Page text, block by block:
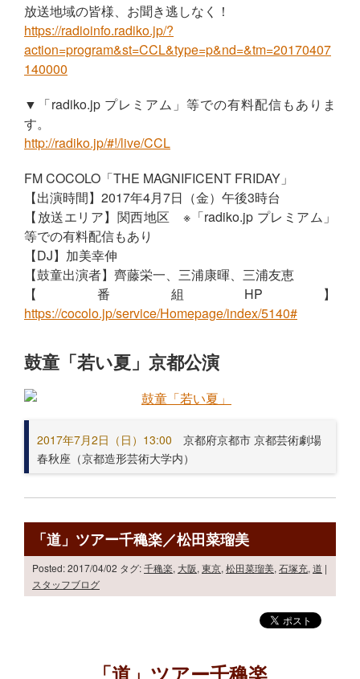
放送地域の皆様、お聞き逃しなく！
https://radioinfo.radiko.jp/?
action=program&st=CCL&type=p&nd=&tm=20170407
140000
▼「radiko.jp プレミアム」等での有料配信もありま
す。
http://radiko.jp/#!/live/CCL
FM COCOLO「THE MAGNIFICENT FRIDAY」
【出演時間】2017年4月7日（金）午後3時台
【放送エリア】関西地区 ※「radiko.jp プレミアム」
等での有料配信もあり
【DJ】加美幸伸
【鼓童出演者】齊藤栄一、三浦康暉、三浦友恵
【番組HP】
https://cocolo.jp/service/Homepage/index/5140#
鼓童「若い夏」京都公演
2017年7月2日（日）13:00
京都府京都市 京都芸術劇場
春秋座（京都造形芸術大学内）
「道」ツアー千穐楽／松田菜瑠美
Posted: 2017/04/02 タグ:千穐楽, 大阪, 東京, 松田菜瑠美, 石塚充, 道 |
スタッフブログ